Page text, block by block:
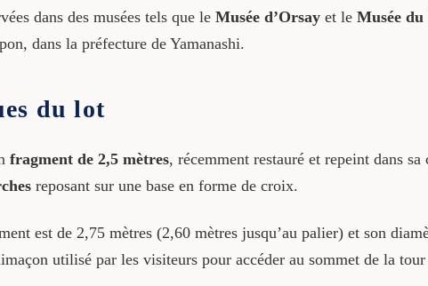
dans des musées tels que le Musée d’Orsayet le Musée
dans la préfecture de Yamanashi.
du lot
fragment de 2,5 mètres, récemment restauré et repeint dans
reposant sur une base en forme de croix.
est de 2,75 mètres (2,60 mètres jusqu’au palier) et son
utilisé par les visiteurs pour accéder au sommet de la